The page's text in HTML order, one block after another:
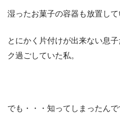
湿ったお菓子の容器も放置して
とにかく片付けが出来ない息
ク過ごしていた私。
でも・・・知ってしまったんで